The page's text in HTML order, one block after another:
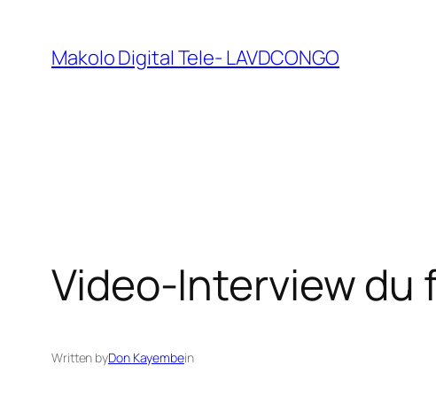
Makolo Digital Tele- LAVDCONGO
Video-Interview du
Written byDon Kayembein